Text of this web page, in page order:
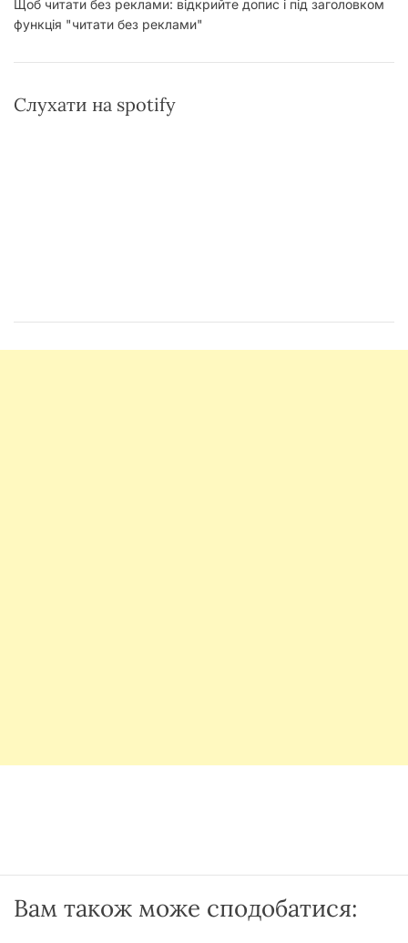
Щоб читати без реклами: відкрийте допис і під заголовком
функція "читати без реклами"
Слухати на spotify
Вам також може сподобатися: